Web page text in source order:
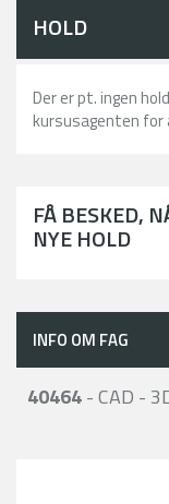
HOLD
Der er pt. ingen
kursusagenten for
FÅ BESKED,
NYE HOLD
INFO OM FAG
40464- CAD -